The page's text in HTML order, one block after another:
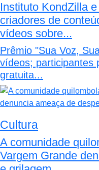
Instituto KondZilla
criadores de
vídeos sobre...
Prêmio "Sua Voz,
vídeos; participantes
gratuita...
Cultura
A comunidade
Vargem Grande